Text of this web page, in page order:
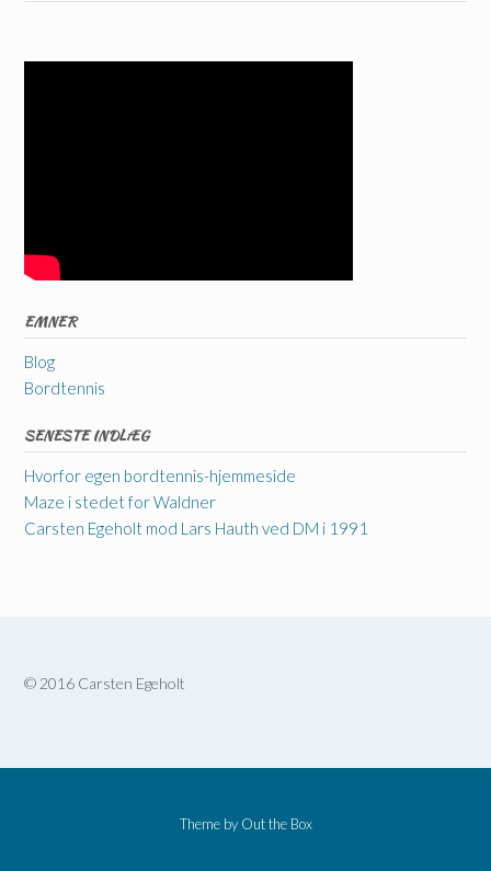
EMNER
Blog
Bordtennis
SENESTE INDLÆG
Hvorfor egen bordtennis-hjemmeside
Maze i stedet for Waldner
Carsten Egeholt mod Lars Hauth ved DM i 1991
© 2016 Carsten Egeholt
Theme by Out the Box